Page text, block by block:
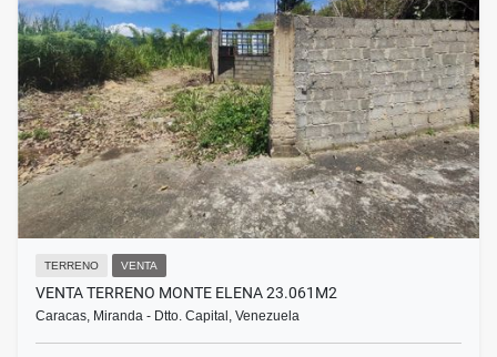
TERRENO VENTA
VENTA TERRENO MONTE ELENA 23.061M2
Caracas, Miranda - Dtto. Capital, Venezuela